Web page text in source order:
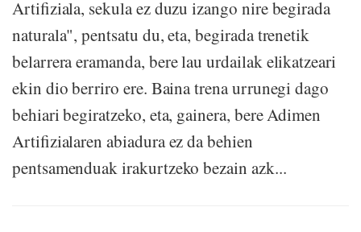
Artifiziala, sekula ez duzu izango nire begirada
naturala", pentsatu du, eta, begirada trenetik
belarrera eramanda, bere lau urdailak elikatzeari
ekin dio berriro ere. Baina trena urrunegi dago
behiari begiratzeko, eta, gainera, bere Adimen
Artifizialaren abiadura ez da behien
pentsamenduak irakurtzeko bezain azk...